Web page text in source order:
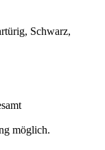
Schwarz,
möglich.